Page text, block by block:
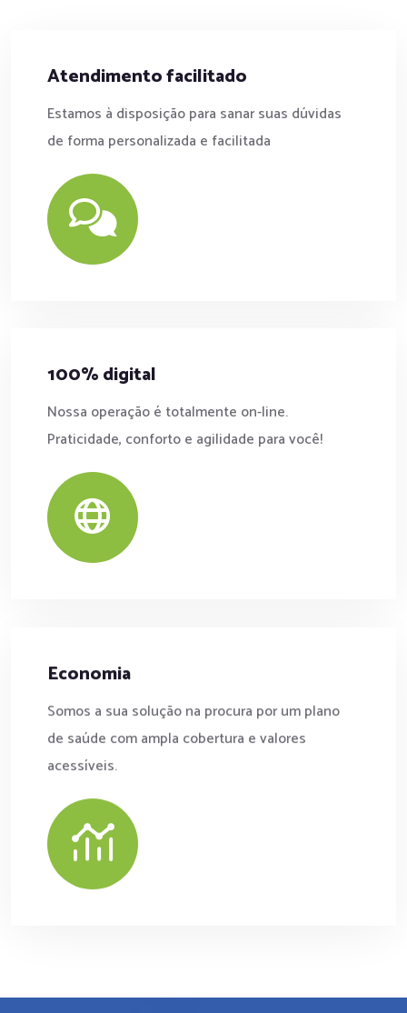
Atendimento facilitado
Estamos à disposição para sanar suas dúvidas
de forma personalizada e facilitada
100% digital
Nossa operação é totalmente on-line.
Praticidade, conforto e agilidade para você!
Economia
Somos a sua solução na procura por um plano
de saúde com ampla cobertura e valores
acessíveis.